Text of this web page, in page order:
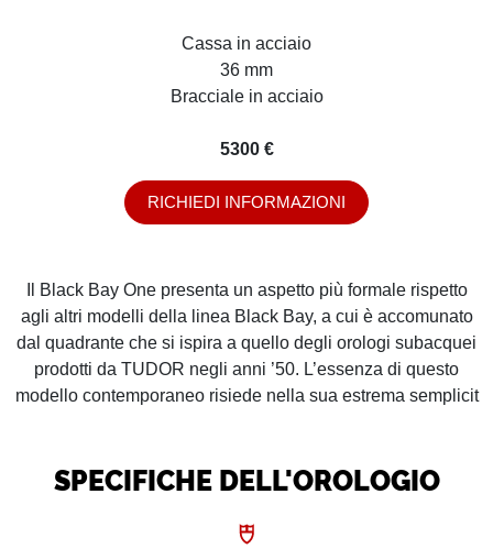
Cassa in acciaio
36 mm
Bracciale in acciaio
5300 €
RICHIEDI INFORMAZIONI
Il Black Bay One presenta un aspetto più formale rispetto
agli altri modelli della linea Black Bay, a cui è accomunato
dal quadrante che si ispira a quello degli orologi subacquei
prodotti da TUDOR negli anni ’50. L’essenza di questo
modello contemporaneo risiede nella sua estrema semplicit
SPECIFICHE DELL'OROLOGIO